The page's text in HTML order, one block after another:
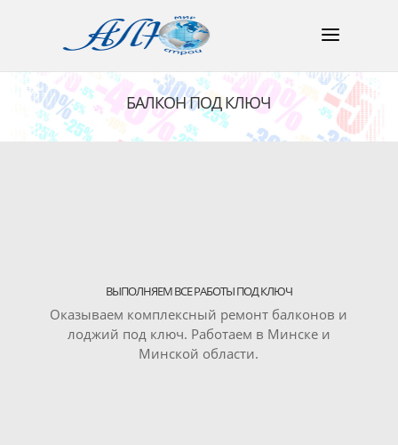
БАЛКОН ПОД КЛЮЧ
ВЫПОЛНЯЕМ ВСЕ РАБОТЫ ПОД КЛЮЧ
Оказываем комплексный ремонт балконов и
лоджий под ключ. Работаем в Минске и
Минской области.